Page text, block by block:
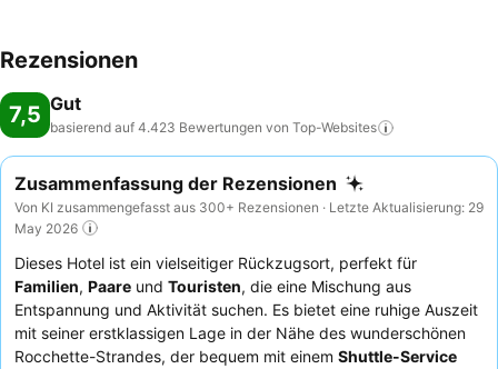
Rezensionen
7,5 Gut
basierend auf 4.423 Bewertungen von Top-Websites
Zusammenfassung der Rezensionen
Von KI zusammengefasst aus 300+ Rezensionen · Letzte Aktualisierung: 29
May 2026
Dieses Hotel ist ein vielseitiger Rückzugsort, perfekt für
Familien, Paare und Touristen, die eine Mischung aus
Entspannung und Aktivität suchen. Es bietet eine ruhige Auszeit
mit seiner erstklassigen Lage in der Nähe des wunderschönen
Rocchette-Strandes, der bequem mit einem Shuttle-Service